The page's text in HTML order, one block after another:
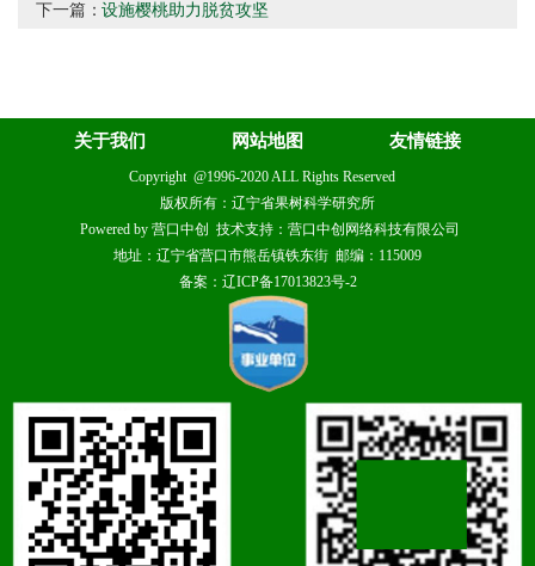
下一篇：设施樱桃助力脱贫攻坚
关于我们 网站地图 友情链接
Copyright @1996-2020 ALL Rights Reserved
版权所有：辽宁省果树科学研究所
Powered by 营口中创 技术支持：营口中创网络科技有限公司
地址：辽宁省营口市熊岳镇铁东街 邮编：115009
备案：辽ICP备17013823号-2